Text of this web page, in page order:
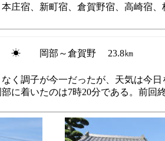
庄宿、新町宿、倉賀野宿、高崎宿
） ☀ 岡部～倉賀野 23.8㎞
く調子が今一だったが、天気は今
に着いたのは7時20分である。前